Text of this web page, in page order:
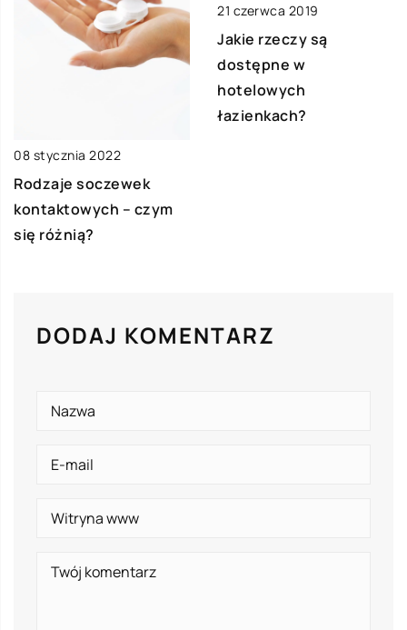
08 stycznia 2022
Rodzaje soczewek
kontaktowych – czym
się różnią?
21 czerwca 2019
Jakie rzeczy są
dostępne w
hotelowych
łazienkach?
DODAJ KOMENTARZ